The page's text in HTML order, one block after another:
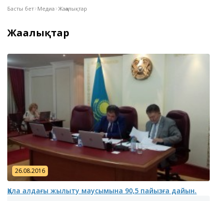
Басты бет Медиа Жаңалықтар
Жаңалықтар
26.08.2016
Қала алдағы жылыту маусымына 90,5 пайызға дайын.